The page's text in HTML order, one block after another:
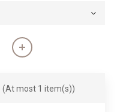
(At most 1 item(s))